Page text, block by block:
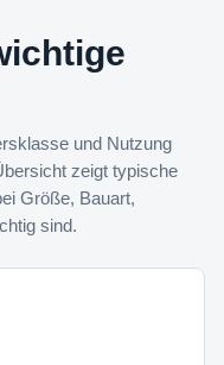
und Nutzung
zeigt typische
Größe, Bauart,
sind.